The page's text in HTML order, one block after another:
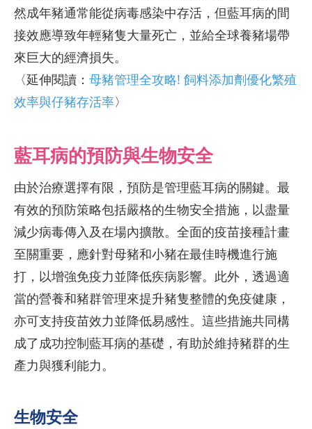
然成年豬通常能從病毒感染中存活，但藍耳病的間
接效應導致年輕豬隻大量死亡，並給全球養豬場帶
來巨大的經濟損失。
〈延伸閱讀： 母豬管理全攻略! 飼料添加劑優化繁殖
效率與仔豬存活率〉
藍耳病的預防與生物安全
由於治療選擇有限，預防是管理藍耳病的關鍵。最
有效的預防策略包括嚴格的生物安全措施，以盡量
減少病毒傳入及在場內擴散。全面的疫苗接種計畫
至關重要，應針對母豬和小豬在最佳時機進行施
打，以增強免疫力並降低疾病影響。此外，透過適
當的營養和豬群管理來提升豬隻整體的免疫健康，
亦可支持疫苗效力並降低易感性。這些措施共同構
成了成功控制藍耳病的基礎，有助於維持豬群的生
產力與獲利能力。
生物安全